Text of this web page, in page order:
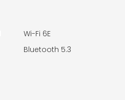
Wi-Fi 6E
Bluetooth 5.3